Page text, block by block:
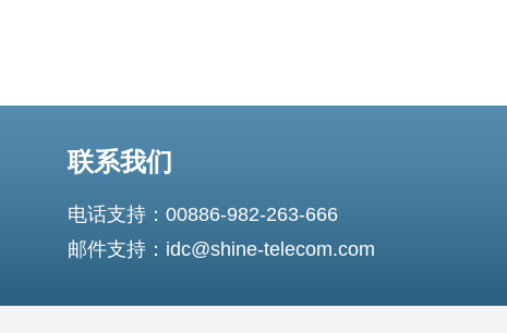
联系我们
电话支持：00886-982-263-666
邮件支持：idc@shine-telecom.com